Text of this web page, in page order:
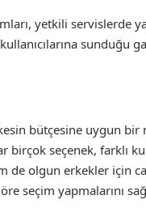
yetkili servislerde
kullanıcılarına
bütçesine uygun
seçenek, farklı
olgun erkekler için
seçim yapmalarını